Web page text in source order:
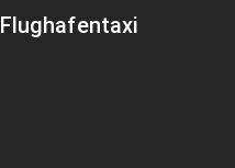
Flughafentaxi